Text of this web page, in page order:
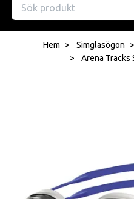
Hem Simglasögon
Arena Tracks